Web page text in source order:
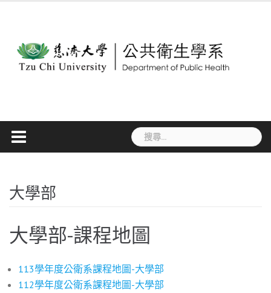
搜
尋
大學部
大學部-課程地圖
113學年度公衛系課程地圖-大學部
112學年度公衛系課程地圖-大學部